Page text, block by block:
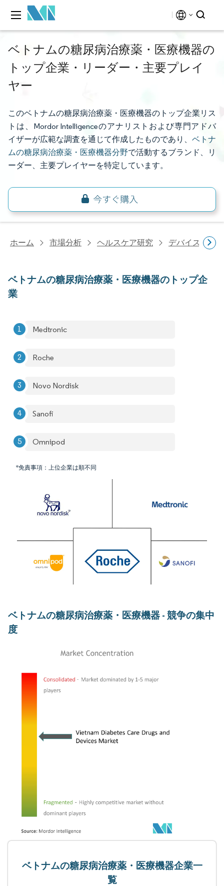
ベトナムの糖尿病治療薬・医療機器の
トップ企業・リーダー・主要プレイ
ヤー
このベトナムの糖尿病治療薬・医療機器のトップ企業リス
トは、Mordor Intelligenceのアナリストおよび専門アドバ
イザーが広範な調査を通じて作成したものであり、 ベトナ
ムの糖尿病治療薬・医療機器分野で活動するブランド、リ
ーダー、主要プレイヤーを特定しています。
ホーム 市場分析 ヘルスケア研究 デバイス・医
ベトナムの糖尿病治療薬・医療機器のトップ企
業
Medtronic
Roche
Novo Nordisk
Sanofi
Omnipod
*免責事項：上位企業は順不同
ベトナムの糖尿病治療薬・医療機器 - 競争の集中
度
ベトナムの糖尿病治療薬・医療機器企業一
覧